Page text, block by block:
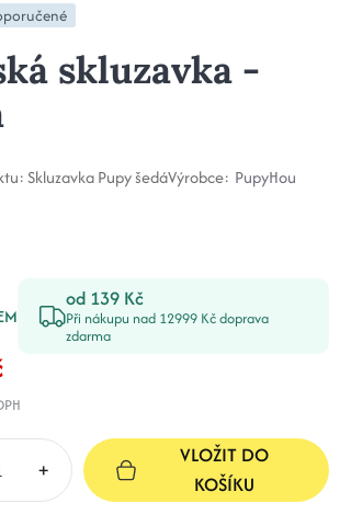
skluzavka -
Skluzavka Pupy šedáVýrobce: PupyHou
od 139 Kč
Při nákupu nad 12999 Kč doprava
zdarma
+
VLOŽIT DO
KOŠÍKU